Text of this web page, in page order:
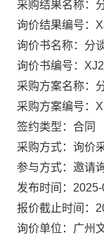
采购结果名称：
询价结果编号：
询价书名称：分
询价书编号：
采购方案名称：
采购方案编号：
签约类型：合同
采购方式：询价
参与方式：邀请
发布时间：
报价截止时间：
询价单位：广州